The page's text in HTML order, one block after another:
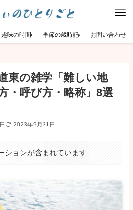
趣味の時間 季節の歳時記 お問い合わせ
東の雑学「難しい地
・呼び方・略称」8選
2023年9月21日
ションが含まれています